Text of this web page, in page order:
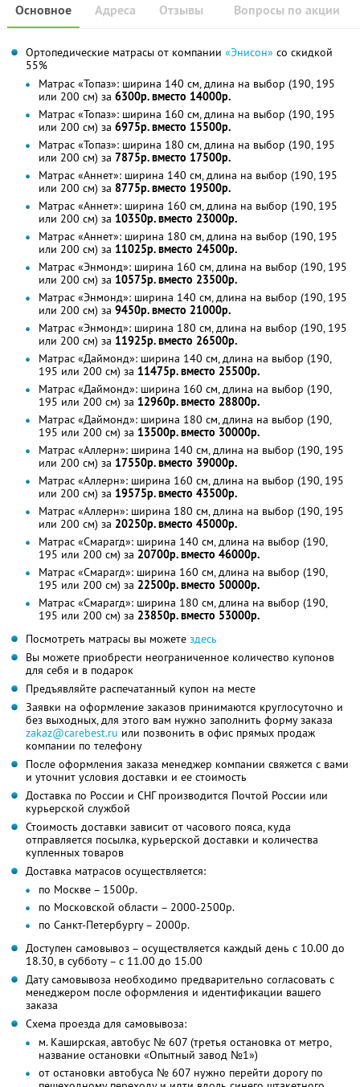
Основное Отзывы Вопросы по акции
Адреса
Ортопедические матрасы от компании «Энисон» со скидкой
55%
Матрас «Топаз»: ширина 140 см, длина на выбор (190, 195
или 200 см) за 6300р. вместо 14000р.
Матрас «Топаз»: ширина 160 см, длина на выбор (190, 195
или 200 см) за 6975р. вместо 15500р.
Матрас «Топаз»: ширина 180 см, длина на выбор (190, 195
или 200 см) за 7875р. вместо 17500р.
Матрас «Аннет»: ширина 140 см, длина на выбор (190, 195
или 200 см) за 8775р. вместо 19500р.
Матрас «Аннет»: ширина 160 см, длина на выбор (190, 195
или 200 см) за 10350р. вместо 23000р.
Матрас «Аннет»: ширина 180 см, длина на выбор (190, 195
или 200 см) за 11025р. вместо 24500р.
Матрас «Энмонд»: ширина 160 см, длина на выбор (190, 195
или 200 см) за 10575р. вместо 23500р.
Матрас «Энмонд»: ширина 140 см, длина на выбор (190, 195
или 200 см) за 9450р. вместо 21000р.
Матрас «Энмонд»: ширина 180 см, длина на выбор (190, 195
или 200 см) за 11925р. вместо 26500р.
Матрас «Даймонд»: ширина 140 см, длина на выбор (190,
195 или 200 см) за 11475р. вместо 25500р.
Матрас «Даймонд»: ширина 160 см, длина на выбор (190,
195 или 200 см) за 12960р. вместо 28800р.
Матрас «Даймонд»: ширина 180 см, длина на выбор (190,
195 или 200 см) за 13500р. вместо 30000р.
Матрас «Аллерн»: ширина 140 см, длина на выбор (190, 195
или 200 см) за 17550р. вместо 39000р.
Матрас «Аллерн»: ширина 160 см, длина на выбор (190, 195
или 200 см) за 19575р. вместо 43500р.
Матрас «Аллерн»: ширина 180 см, длина на выбор (190, 195
или 200 см) за 20250р. вместо 45000р.
Матрас «Смарагд»: ширина 140 см, длина на выбор (190,
195 или 200 см) за 20700р. вместо 46000р.
Матрас «Смарагд»: ширина 160 см, длина на выбор (190,
195 или 200 см) за 22500р. вместо 50000р.
Матрас «Смарагд»: ширина 180 см, длина на выбор (190,
195 или 200 см) за 23850р. вместо 53000р.
Посмотреть матрасы вы можете здесь
Вы можете приобрести неограниченное количество купонов
для себя и в подарок
Предъявляйте распечатанный купон на месте
Заявки на оформление заказов принимаются круглосуточно и
без выходных, для этого вам нужно заполнить форму заказа
zakaz@carebest.ru или позвонить в офис прямых продаж
компании по телефону
После оформления заказа менеджер компании свяжется с вами
и уточнит условия доставки и ее стоимость
Доставка по России и СНГ производится Почтой России или
курьерской службой
Стоимость доставки зависит от часового пояса, куда
отправляется посылка, курьерской доставки и количества
купленных товаров
Доставка матрасов осуществляется:
по Москве – 1500р.
по Московской области – 2000-2500р.
по Санкт-Петербургу – 2000р.
Доступен самовывоз – осуществляется каждый день с 10.00 до
18.30, в субботу – с 11.00 до 15.00
Дату самовывоза необходимо предварительно согласовать с
менеджером после оформления и идентификации вашего
заказа
Схема проезда для самовывоза:
м. Каширская, автобус № 607 (третья остановка от метро,
название остановки «Опытный завод №1»)
от остановки автобуса № 607 нужно перейти дорогу по